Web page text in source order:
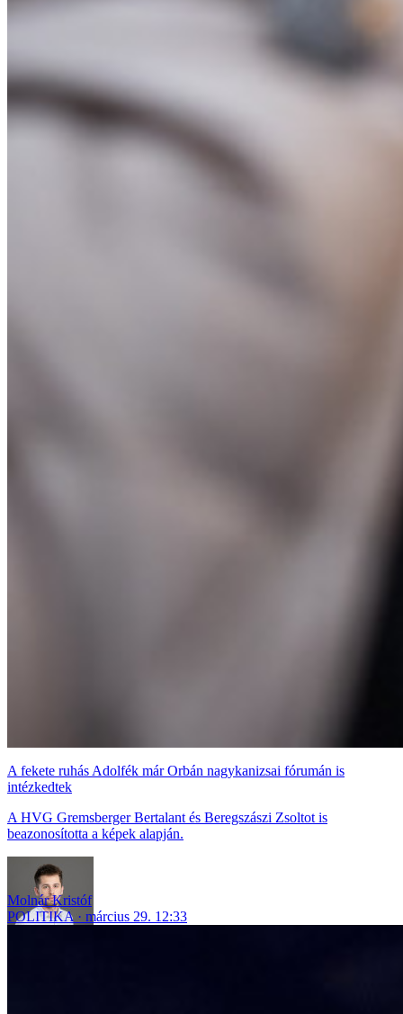
A fekete ruhás Adolfék már Orbán nagykanizsai fórumán is
intézkedtek
A HVG Gremsberger Bertalant és Beregszászi Zsoltot is
beazonosította a képek alapján.
Molnár Kristóf
POLITIKA
március 29. 12:33